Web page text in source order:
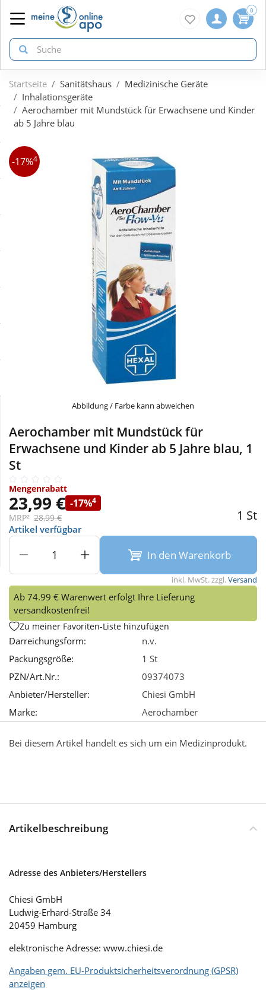
zurück
ÜBERSICHT AKTIONEN
Aktuelle Coupons
zurück
ÜBERSICHT KATEGORIEN
Arzneimittel
Körperpflege & Kosmetik
Sanitätshaus
Sport & Fitness
Tierbedarf
Wellness
zurück
ÜBERSICHT MARKEN
1A Pharma
0
Startseite Sanitätshaus
Medizinische Geräte
Inhalationsgeräte
Aerochamber mit Mundstück für Erwachsene und Kinder
ab 5 Jahre blau
-17%4
Abbildung / Farbe kann abweichen
Aerochamber mit Mundstück für
Erwachsene und Kinder ab 5 Jahre blau, 1
St
Mengenrabatt
23,99 € -17%4
MRP² 28,99 € 1 St
Artikel verfügbar
In den Warenkorb
inkl. MwSt. zzgl.Versand
Ab 74.99 € Warenwert erfolgt Ihre Lieferung
versandkostenfrei!
Zu meiner Favoriten-Liste hinzufügen
Darreichungsform:
n.v.
Packungsgröße:
1 St
PZN/Art.Nr.:
09374073
Anbieter/Hersteller:
Chiesi GmbH
Marke:
Aerochamber
Bei diesem Artikel handelt es sich um ein Medizinprodukt.
Artikelbeschreibung
Adresse des Anbieters/Herstellers
Chiesi GmbH
Ludwig-Erhard-Straße 34
20459 Hamburg
elektronische Adresse: www.chiesi.de
Angaben gem. EU-Produktsicherheitsverordnung (GPSR)
anzeigen